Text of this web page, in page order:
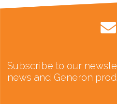
Subscribe to our
news and Generon